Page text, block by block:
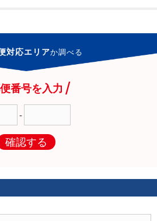
対応エリアか調べる
番号を入力
-
確認する